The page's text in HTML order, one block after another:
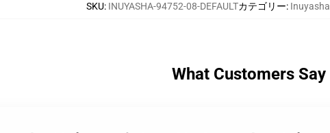
SKU: INUYASHA-94752-08-DEFAULTカテゴリー:
What Customers Say